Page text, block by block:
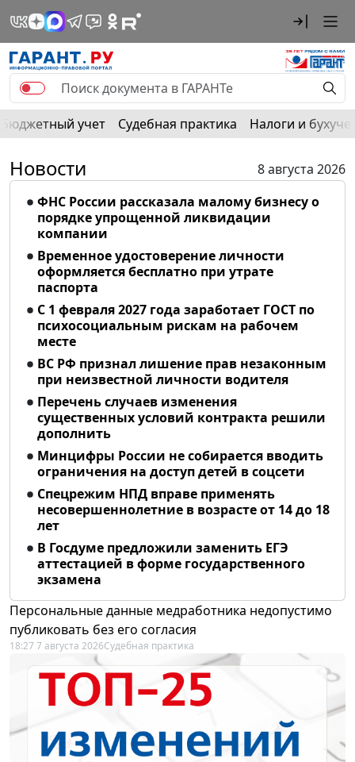
Бюджетный учет Судебная практика Налоги и
Новости
8 августа 2026
ФНС России рассказала малому бизнесу о
порядке упрощенной ликвидации
компании
Временное удостоверение личности
оформляется бесплатно при утрате
паспорта
С 1 февраля 2027 года заработает ГОСТ по
психосоциальным рискам на рабочем
месте
ВС РФ признал лишение прав незаконным
при неизвестной личности водителя
Перечень случаев изменения
существенных условий контракта решили
дополнить
Минцифры России не собирается вводить
ограничения на доступ детей в соцсети
Спецрежим НПД вправе применять
несовершеннолетние в возрасте от 14 до 18
лет
В Госдуме предложили заменить ЕГЭ
аттестацией в форме государственного
экзамена
Персональные данные медработника недопустимо
публиковать без его согласия
18:27 7 августа 2026Судебная практика